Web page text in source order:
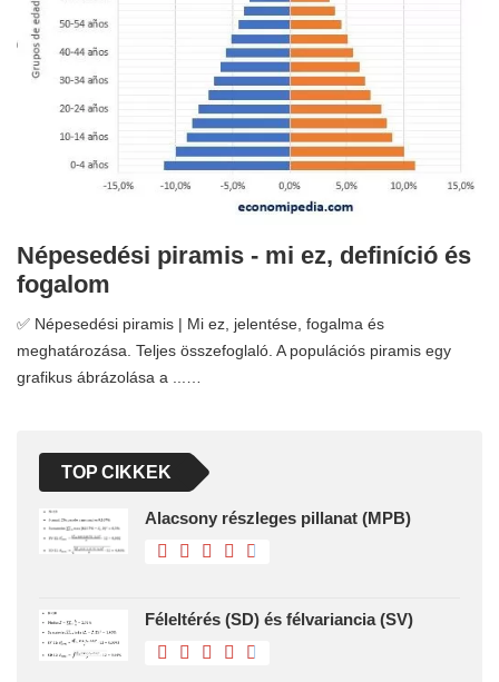
Népesedési piramis - mi ez, definíció és
fogalom
✅ Népesedési piramis | Mi ez, jelentése, fogalma és
meghatározása. Teljes összefoglaló. A populációs piramis egy
grafikus ábrázolása a ...…
TOP CIKKEK
Alacsony részleges pillanat (MPB)
Féleltérés (SD) és félvariancia (SV)